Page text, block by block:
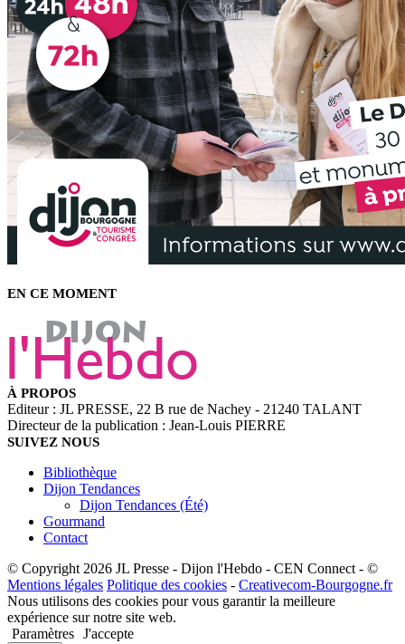
EN CE MOMENT
À PROPOS
Editeur : JL PRESSE, 22 B rue de Nachey - 21240 TALANT
Directeur de la publication : Jean-Louis PIERRE
SUIVEZ NOUS
Bibliothèque
Dijon Tendances
Dijon Tendances (Été)
Gourmand
Contact
© Copyright 2026 JL Presse - Dijon l'Hebdo - CEN Connect - ©
Mentions légales Politique des cookies - Creativecom-Bourgogne.fr
Nous utilisons des cookies pour vous garantir la meilleure
expérience sur notre site web.
Paramètres J'accepte